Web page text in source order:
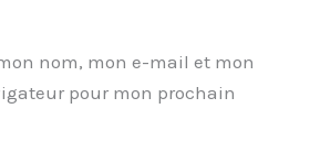
nom, mon e-mail et mon
pour mon prochain